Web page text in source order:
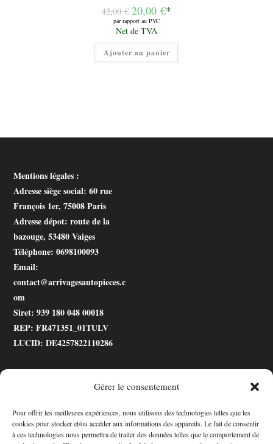
Gérer le consentement
Pour offrir les meilleures expériences, nous utilisons des technologies telles que les
cookies pour stocker et/ou accéder aux informations des appareils. Le fait de consentir
à ces technologies nous permettra de traiter des données telles que le comportement de
42,00€ Le
prix
initial
était :
42,00 €.
20,00 €*
par rapport au PVC
Le
prix
actuel
est :
20,00 €.
Net de TVA
Ajouter au panier
Mentions légales :
Adresse siège social: 60 rue
François 1er, 75008 Paris
Adresse dépot: route de la
bazouge, 53480 Vaiges
Téléphone: 0698100093
Email:
contact@arrivagesautopieces.c
om
Siret: 939 180 048 00018
REP: FR471351_01TULV
LUCID: DE4257822110286
Accessibilité